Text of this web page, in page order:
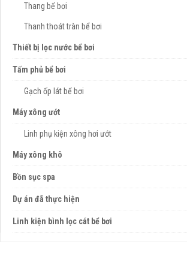
Thang bể bơi
Thanh thoát tràn bể bơi
Thiết bị lọc nước bể bơi
Tấm phủ bể bơi
Gạch ốp lát bể bơi
Máy xông ướt
Linh phụ kiện xông hơi ướt
Máy xông khô
Bồn sục spa
Dự án đã thực hiện
Linh kiện bình lọc cát bể bơi